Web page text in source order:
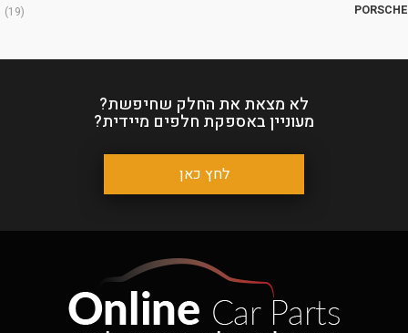
PORSCHE
(19)
לא מצאת את החלק שחיפשת?
מעוניין באספקת חלפים מיידית?
לחץ כאן